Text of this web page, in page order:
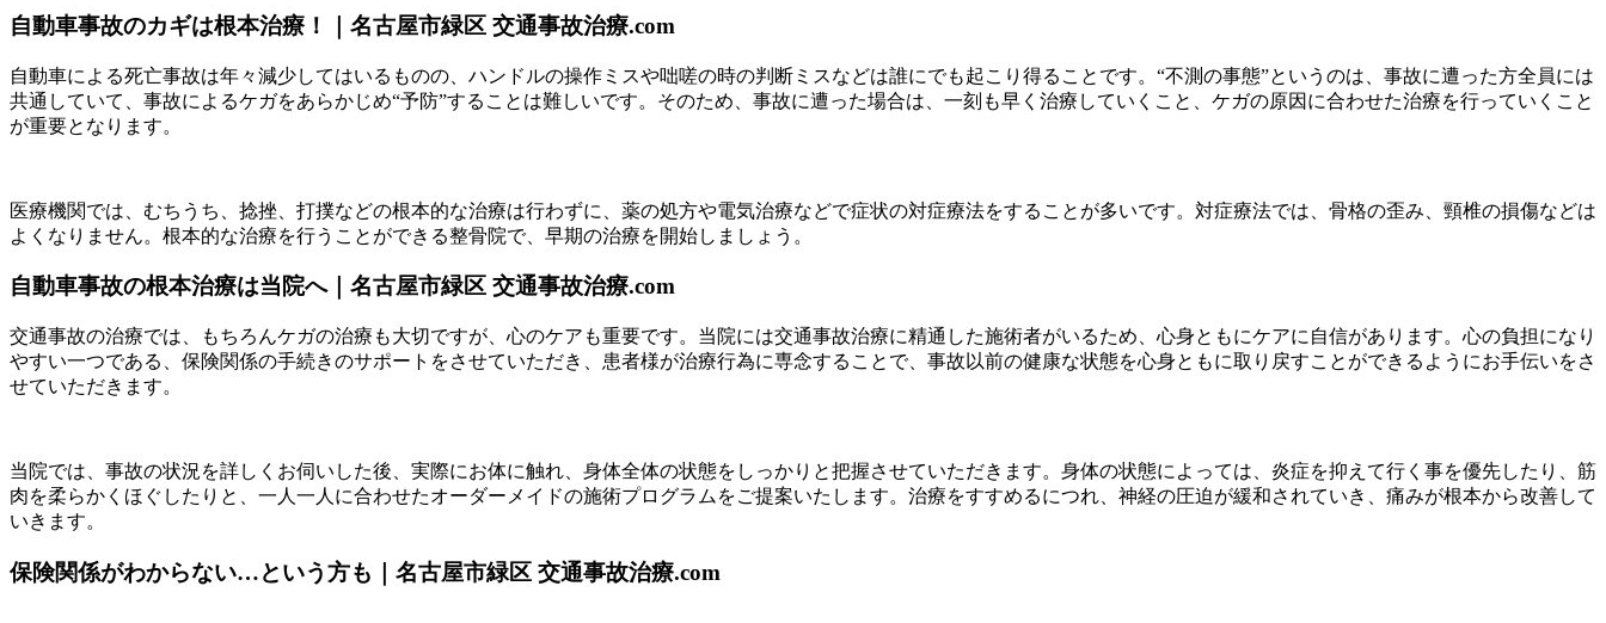
自動車事故のカギは根本治療！｜名古屋市緑区 交通事故治療.com
自動車による死亡事故は年々減少してはいるものの、ハンドルの操作ミスや咄嗟の時の判断ミスなどは誰にでも起こり得ることです。“不測の事態”というのは、事故に遭った方全員には
共通していて、事故によるケガをあらかじめ“予防”することは難しいです。そのため、事故に遭った場合は、一刻も早く治療していくこと、ケガの原因に合わせた治療を行っていくこと
が重要となります。
医療機関では、むちうち、捻挫、打撲などの根本的な治療は行わずに、薬の処方や電気治療などで症状の対症療法をすることが多いです。対症療法では、骨格の歪み、頸椎の損傷などは
よくなりません。根本的な治療を行うことができる整骨院で、早期の治療を開始しましょう。
自動車事故の根本治療は当院へ｜名古屋市緑区 交通事故治療.com
交通事故の治療では、もちろんケガの治療も大切ですが、心のケアも重要です。当院には交通事故治療に精通した施術者がいるため、心身ともにケアに自信があります。心の負担になり
やすい一つである、保険関係の手続きのサポートをさせていただき、患者様が治療行為に専念することで、事故以前の健康な状態を心身ともに取り戻すことができるようにお手伝いをさ
せていただきます。
当院では、事故の状況を詳しくお伺いした後、実際にお体に触れ、身体全体の状態をしっかりと把握させていただきます。身体の状態によっては、炎症を抑えて行く事を優先したり、筋
肉を柔らかくほぐしたりと、一人一人に合わせたオーダーメイドの施術プログラムをご提案いたします。治療をすすめるにつれ、神経の圧迫が緩和されていき、痛みが根本から改善して
いきます。
保険関係がわからない…という方も｜名古屋市緑区 交通事故治療.com